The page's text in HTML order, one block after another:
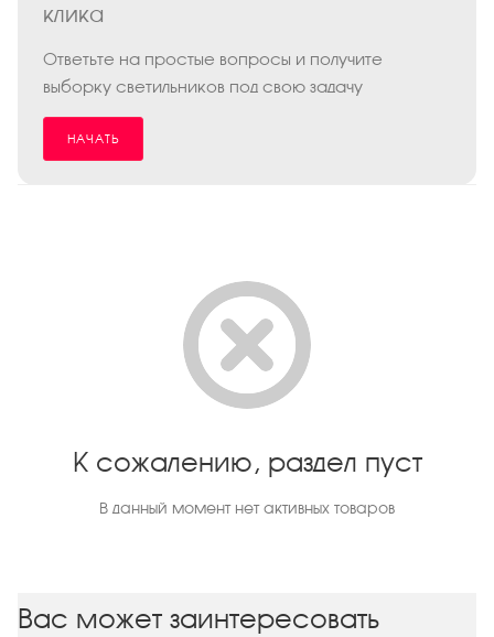
клика
Ответьте на простые вопросы и получите
выборку светильников под свою задачу
НАЧАТЬ
К сожалению, раздел пуст
В данный момент нет активных товаров
Вас может заинтересовать